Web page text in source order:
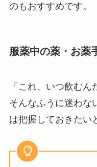
のもおすすめです。
服薬中の薬・お薬
「これ、いつ飲むん
そんなふうに迷わな
は把握しておきたい